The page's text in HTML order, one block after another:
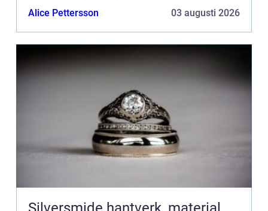
Alice Pettersson 03 augusti 2026